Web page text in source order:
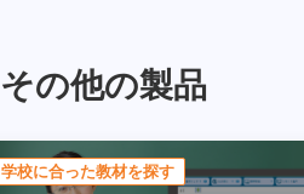
その他の製品
学校に合った教材を探す